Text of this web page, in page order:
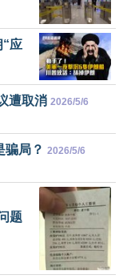
“应
遭取消 2026/5/6
骗局？ 2026/5/6
题